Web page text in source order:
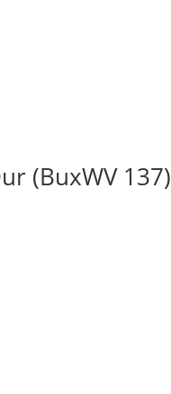
(BuxWV 137)